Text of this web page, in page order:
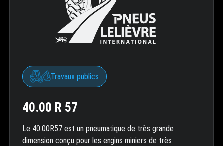
Travaux publics
40.00 R 57
Le 40.00R57 est un pneumatique de très grande
dimension conçu pour les engins miniers de très